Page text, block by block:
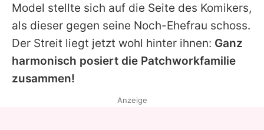
Model stellte sich auf die Seite des Komikers,
als dieser gegen seine Noch-Ehefrau schoss.
Der Streit liegt jetzt wohl hinter ihnen: Ganz
harmonisch posiert die Patchworkfamilie
zusammen!
Anzeige